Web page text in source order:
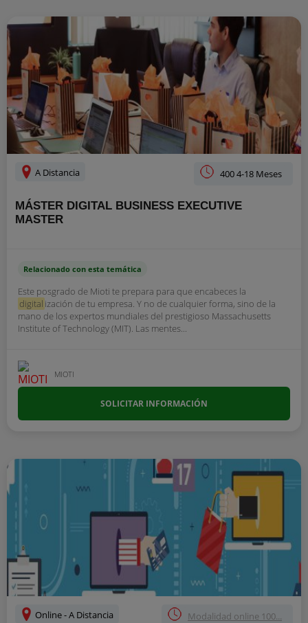
A Distancia 400 4-18 Meses
MÁSTER DIGITAL BUSINESS EXECUTIVE
MASTER
Relacionado con esta temática
Este posgrado de Mioti te prepara para que encabeces la
digital ización de tu empresa. Y no de cualquier forma, sino de la
mano de los expertos mundiales del prestigioso Massachusetts
Institute of Technology (MIT). Las mentes...
MIOTI
SOLICITAR INFORMACIÓN
Online - A Distancia Modalidad online 100...